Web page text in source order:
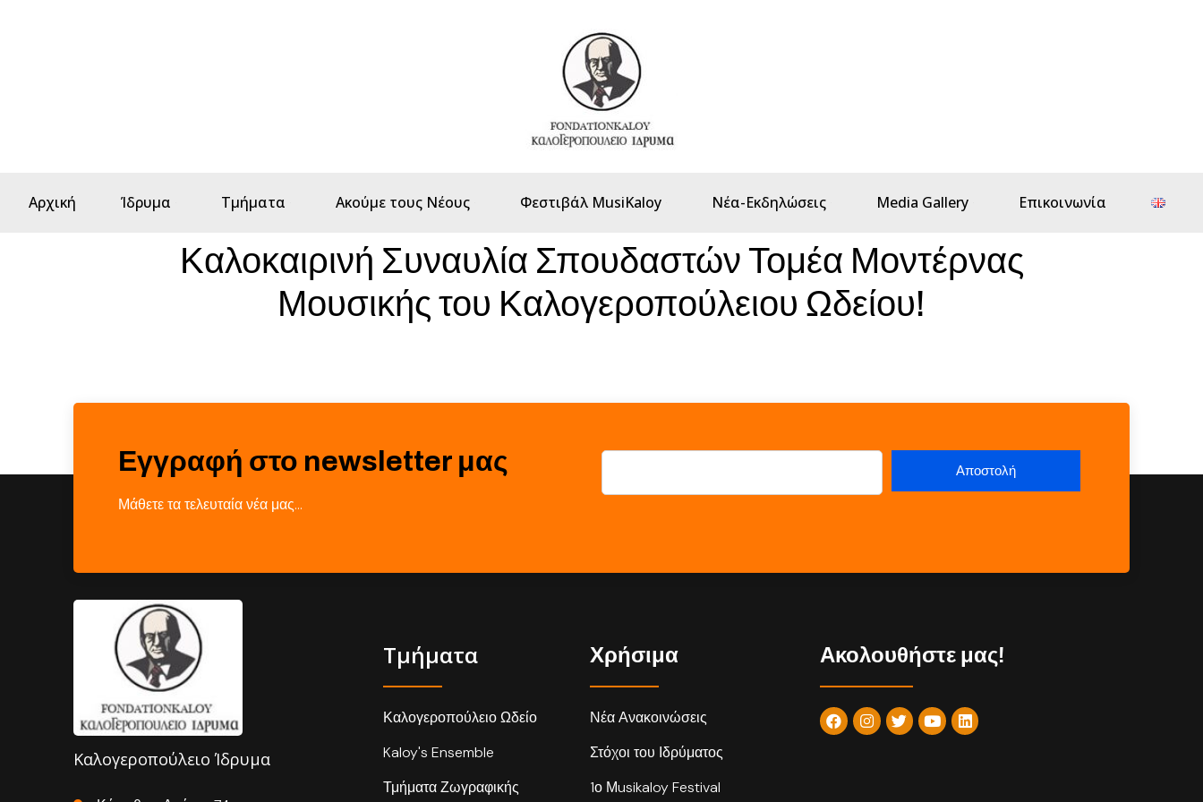
Αρχική Ίδρυμα Τμήματα Ακούμε τους Νέους Φεστιβάλ MusiKaloy Νέα-Εκδηλώσεις Media Gallery Επικοινωνία
Καλοκαιρινή Συναυλία Σπουδαστών Τομέα Μοντέρνας
Μουσικής του Καλογεροπούλειου Ωδείου!
Εγγραφή στο newsletter μας
Μάθετε τα τελευταία νέα μας…
Καλογεροπούλειο Ίδρυμα
Τμήματα
Καλογεροπούλειο Ωδείο
Kaloy's Ensemble
Τμήματα Ζωγραφικής
Χρήσιμα
Νέα Ανακοινώσεις
Στόχοι του Ιδρύματος
1ο Μusikaloy Festival
Ακολουθήστε μας!